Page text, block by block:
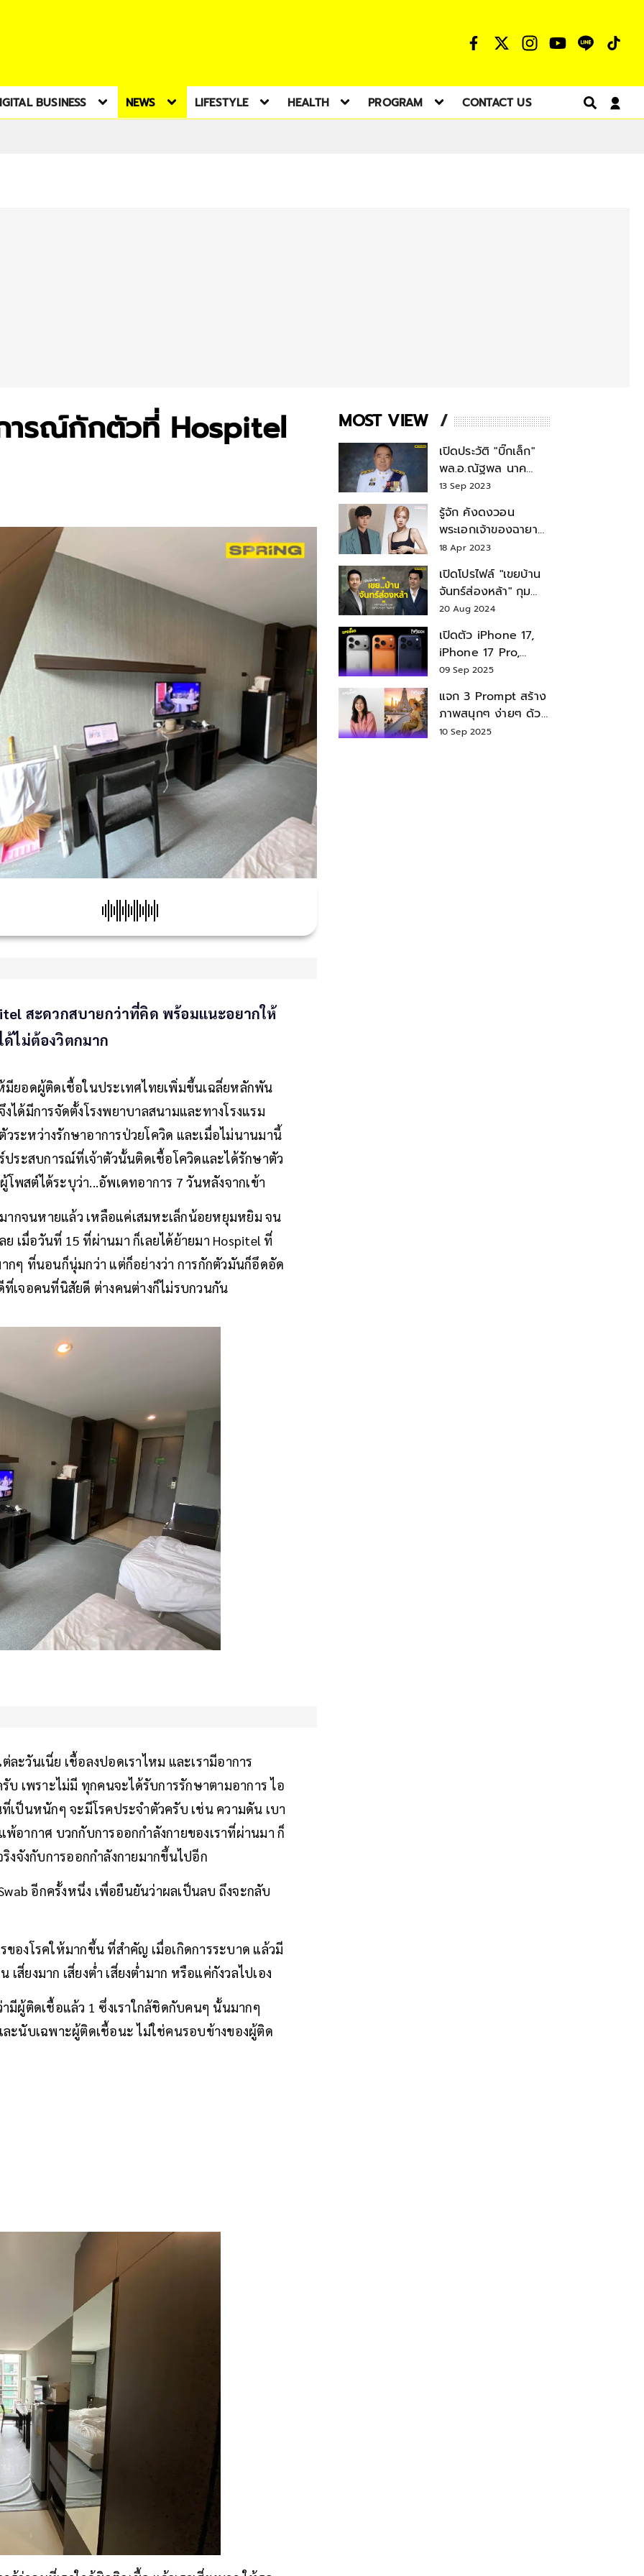
BUSINESS NEWS LIFESTYLE HEALTH PROGRAM CONTACT US
ารณ์กักตัวที่ Hospitel
สะดวกสบายกว่าที่คิด พร้อมแนะอยากให้
ด้ไม่ต้องวิตกมาก
มียอดผู้ติดเชื้อในประเทศไทยเพิ่มขึ้นเฉลี่ยหลักพัน
ได้มีการจัดตั้งโรงพยาบาลสนามและทางโรงแรม
ระหว่างรักษาอาการป่วยโควิด และเมื่อไม่นานมานี้
ประสบการณ์ที่เจ้าตัวนั้นติดเชื้อโควิดและได้รักษาตัว
พสต์ได้ระบุว่า...อัพเดทอาการ 7 วันหลังจากเข้า
ากจนหายแล้ว เหลือแค่เสมหะเล็กน้อยหยุมหยิม จน
เมื่อวันที่ 15 ที่ผ่านมา ก็เลยได้ย้ายมา Hospitel ที่
กๆ ที่นอนก็นุ่มกว่า แต่ก็อย่างว่า การกักตัวมันก็อึดอัด
เจอคนที่นิสัยดี ต่างคนต่างก็ไม่รบกวนกัน
ะวันเนี่ย เชื้อลงปอดเราไหม และเรามีอาการ
เพราะไม่มี ทุกคนจะได้รับการรักษาตามอาการ ไอ
ป็นหนักๆ จะมีโรคประจำตัวครับ เช่น ความดัน เบา
อากาศ บวกกับการออกกำลังกายของเราที่ผ่านมา ก็
งจังกับการออกกำลังกายมากขึ้นไปอีก
อีกครั้งหนึ่ง เพื่อยืนยันว่าผลเป็นลบ ถึงจะกลับ
องโรคให้มากขึ้น ที่สำคัญ เมื่อเกิดการระบาด แล้วมี
เสี่ยงมาก เสี่ยงต่ำ เสี่ยงต่ำมาก หรือแค่กังวลไปเอง
มีผู้ติดเชื้อแล้ว 1 ซึ่งเราใกล้ชิดกับคนๆ นั้นมากๆ
ะนับเฉพาะผู้ติดเชื้อนะ ไม่ใช่คนรอบข้างของผู้ติด
MOST VIEW
เปิดประวัติ "บิ๊กเล็ก"
พล.อ.ณัฐพล นาค
พาณิชย์ จากเลขาฯ
สมช.-เลขาฯ
รมว.กลาโหม
13 Sep 2023
รู้จัก คังดงวอน
พระเอกเจ้าของฉายา
สมบัติแห่งชาติ หลังมี
18 Apr 2023
เปิดโปรไฟล์ "เขยบ้าน
จันทร์ส่องหล้า" กุม
บังเหียนธุรกิจตระกูล
"ชินวัตร"
20 Aug 2024
เปิดตัว iPhone 17,
iPhone 17 Pro,
iPhone 17 Air สเปค
09 Sep 2025
แจก 3 Prompt สร้าง
ภาพสนุกๆ ง่ายๆ ด้วย
Nano Banana ใน
10 Sep 2025